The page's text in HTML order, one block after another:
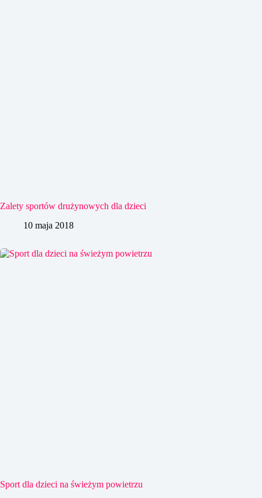
Zalety sportów drużynowych dla dzieci
10 maja 2018
Sport dla dzieci na świeżym powietrzu